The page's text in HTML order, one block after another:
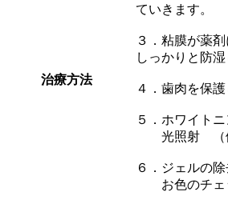
治療方法
ていきます。
３．粘膜が薬
しっかりと防湿
４．歯肉を保護
５．ホワイト
光照射 （例
６．ジェルの
お色のチェ